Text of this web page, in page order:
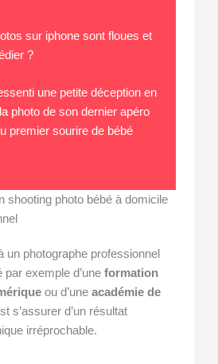
sur iphone sont floues et
?
une petite déception en
photo de son dernier apéro
premier sourire de bébé
shooting photo bébé à domicile
un photographe professionnel
par exemple d’uneformation
ou d’uneacadémie de
s’assurer d’un résultat
irréprochable.